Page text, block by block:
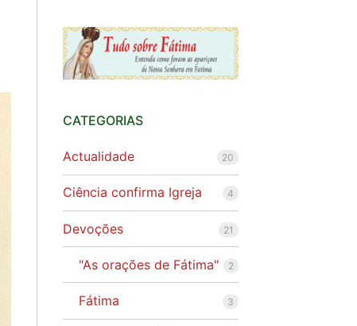
CATEGORIAS
Actualidade 20
Ciência confirma Igreja 4
Devoções 21
"As orações de Fátima" 2
Fátima 3